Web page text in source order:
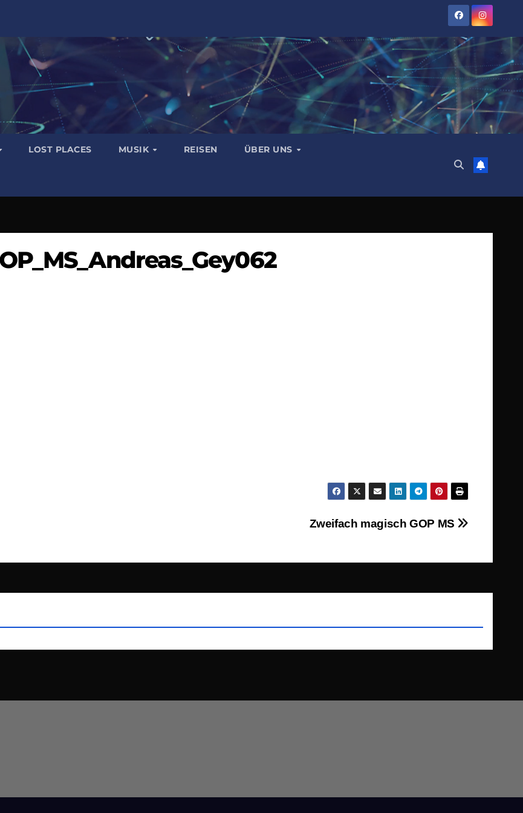
LOST PLACES MUSIK REISEN ÜBER UNS
Zweifach magisch GOP MS